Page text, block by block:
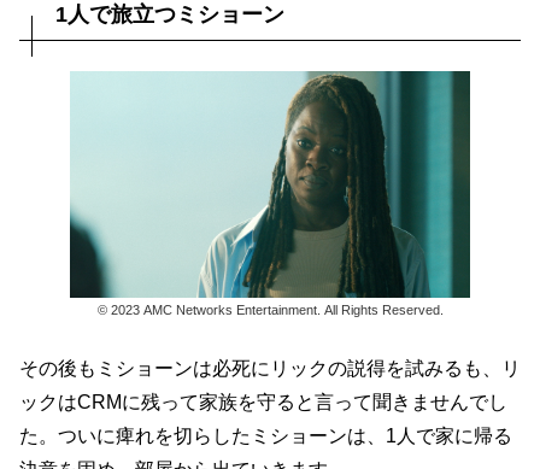
1人で旅立つミショーン
© 2023 AMC Networks Entertainment. All Rights Reserved.
その後もミショーンは必死にリックの説得を試みるも、リ
ックはCRMに残って家族を守ると言って聞きませんでし
た。ついに痺れを切らしたミショーンは、1人で家に帰る